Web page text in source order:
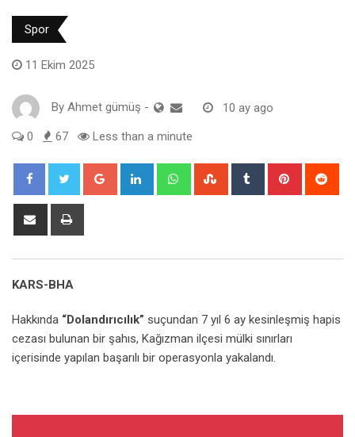
Spor
11 Ekim 2025
By Ahmet gümüş - 10 ay ago
0 67 Less than a minute
Google+ LinkedIn WhatsappStumbleUpon
Tumblr Pinterest
Share
KARS-BHA
Hakkında “Dolandırıcılık” suçundan 7 yıl 6 ay kesinleşmiş hapis
cezası bulunan bir şahıs, Kağızman ilçesi mülki sınırları
içerisinde yapılan başarılı bir operasyonla yakalandı.